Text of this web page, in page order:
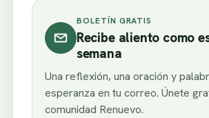
BOLETÍN GRATIS
Recibe aliento como
semana
Una reflexión, una oración y
esperanza en tu correo. Únete
comunidad Renuevo.